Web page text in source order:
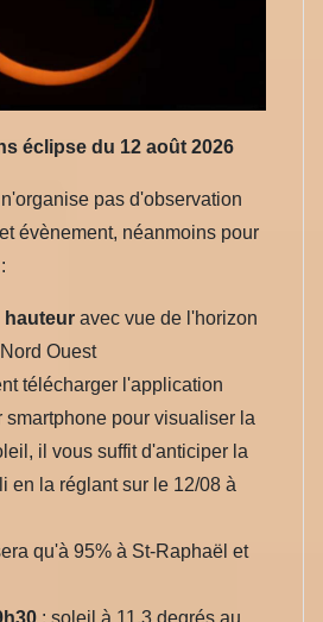
éclipse du 12 août 2026
pas d'observation
évènement, néanmoins pour
hauteur avec vue de l'horizon
Ouest
télécharger l'application
smartphone pour visualiser la
il vous suffit d'anticiper la
en la réglant sur le 12/08 à
qu'à 95% à St-Raphaël et